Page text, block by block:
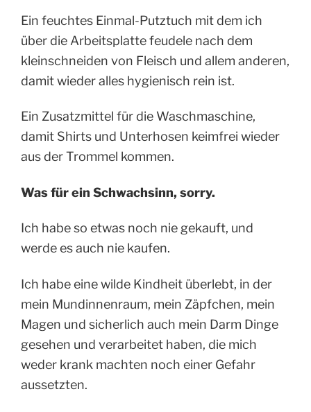
Ein feuchtes Einmal-Putztuch mit dem ich
über die Arbeitsplatte feudele nach dem
kleinschneiden von Fleisch und allem anderen,
damit wieder alles hygienisch rein ist.
Ein Zusatzmittel für die Waschmaschine,
damit Shirts und Unterhosen keimfrei wieder
aus der Trommel kommen.
Was für ein Schwachsinn, sorry.
Ich habe so etwas noch nie gekauft, und
werde es auch nie kaufen.
Ich habe eine wilde Kindheit überlebt, in der
mein Mundinnenraum, mein Zäpfchen, mein
Magen und sicherlich auch mein Darm Dinge
gesehen und verarbeitet haben, die mich
weder krank machten noch einer Gefahr
aussetzten.